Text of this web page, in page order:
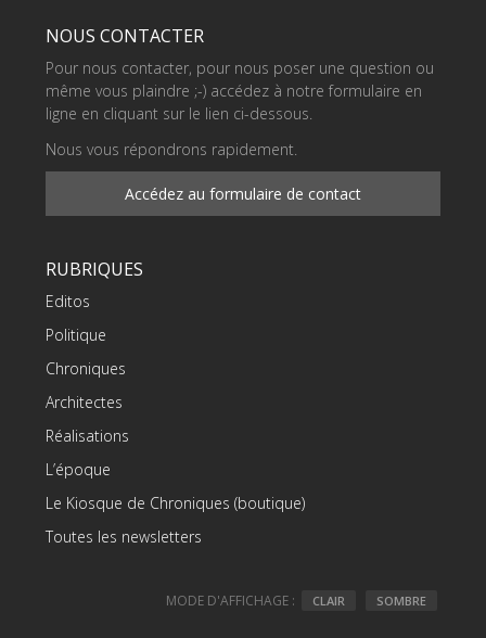
NOUS CONTACTER
Pour nous contacter, pour nous poser une question ou
même vous plaindre ;-) accédez à notre formulaire en
ligne en cliquant sur le lien ci-dessous.
Nous vous répondrons rapidement.
Accédez au formulaire de contact
RUBRIQUES
Editos
Politique
Chroniques
Architectes
Réalisations
L’époque
Le Kiosque de Chroniques (boutique)
Toutes les newsletters
MODE D'AFFICHAGE : CLAIR SOMBRE